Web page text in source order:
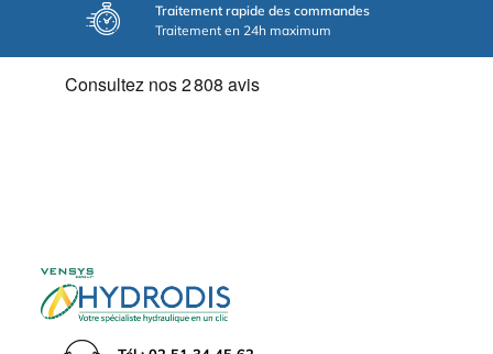
Traitement rapide des commandes
Traitement en 24h maximum